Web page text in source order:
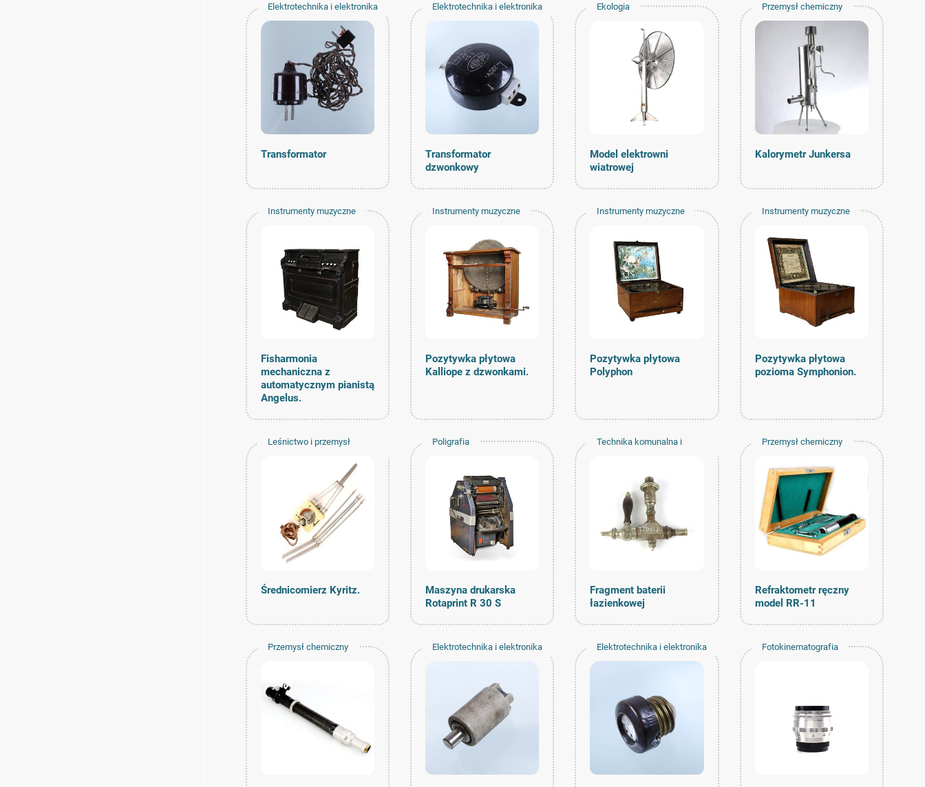
Elektrotechnika i elektronika
Transformator
Elektrotechnika i elektronika
Transformator
dzwonkowy
Ekologia
Model elektrowni
wiatrowej
Przemysł chemiczny
Kalorymetr Junkersa
Instrumenty muzyczne
Fisharmonia
mechaniczna z
automatycznym pianistą
Angelus.
Instrumenty muzyczne
Pozytywka płytowa
Kalliope z dzwonkami.
Instrumenty muzyczne
Pozytywka płytowa
Polyphon
Instrumenty muzyczne
Pozytywka płytowa
pozioma Symphonion.
Leśnictwo i przemysł
Średnicomierz Kyritz.
Poligrafia
Maszyna drukarska
Rotaprint R 30 S
Technika komunalna i
Fragment baterii
łazienkowej
Przemysł chemiczny
Refraktometr ręczny
model RR-11
Przemysł chemiczny Elektrotechnika i elektronika Elektrotechnika i elektronika Fotokinematografia